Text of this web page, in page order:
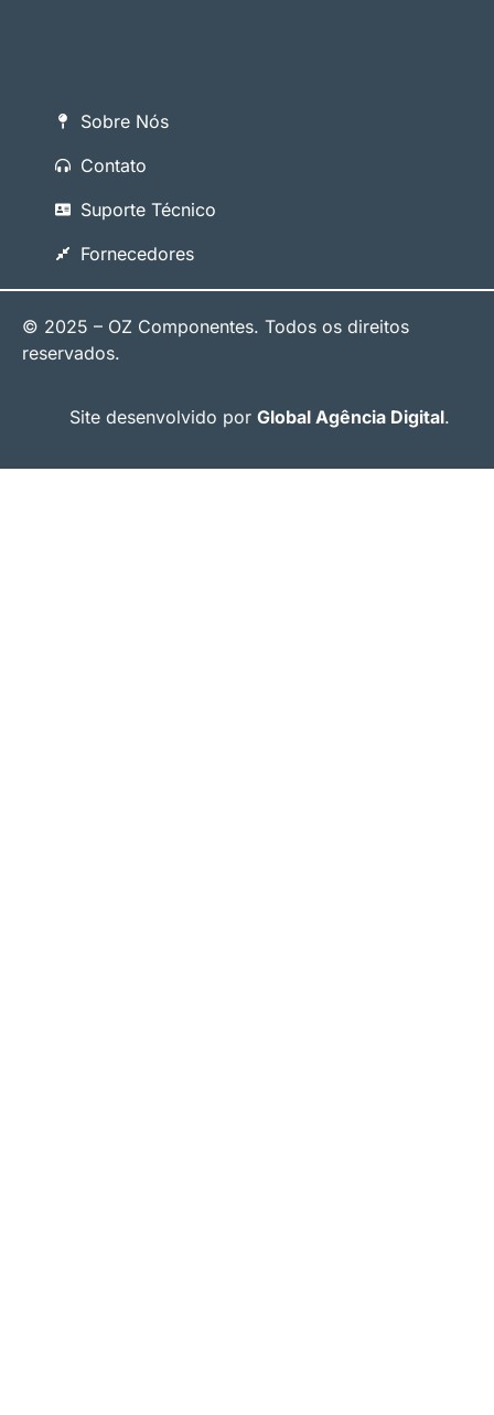
Sobre Nós
Contato
Suporte Técnico
Fornecedores
© 2025 – OZ Componentes. Todos os direitos
reservados.
Site desenvolvido por Global Agência Digital.